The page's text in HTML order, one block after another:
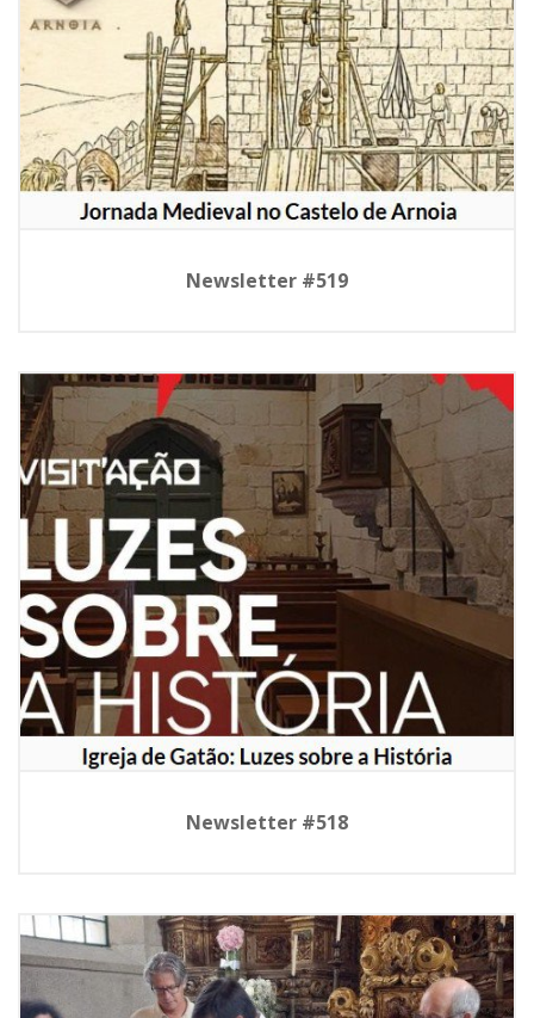
Newsletter #519
Newsletter #518